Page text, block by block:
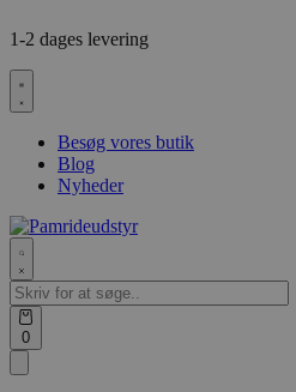
to
1-2 dages levering
Besøg vores butik
Blog
Nyheder
Search
for:
0Open
cart